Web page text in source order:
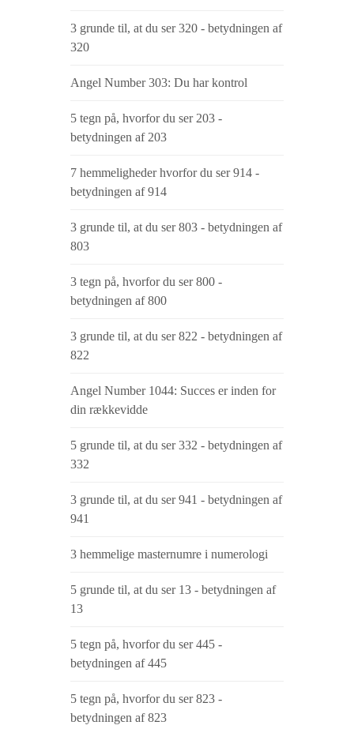
3 grunde til, at du ser 320 - betydningen af
​​320
Angel Number 303: Du har kontrol
5 tegn på, hvorfor du ser 203 -
betydningen af ​​203
7 hemmeligheder hvorfor du ser 914 -
betydningen af ​​914
3 grunde til, at du ser 803 - betydningen af
​​803
3 tegn på, hvorfor du ser 800 -
betydningen af ​​800
3 grunde til, at du ser 822 - betydningen af
​​822
Angel Number 1044: Succes er inden for
din rækkevidde
5 grunde til, at du ser 332 - betydningen af
​​332
3 grunde til, at du ser 941 - betydningen af
​​941
3 hemmelige masternumre i numerologi
5 grunde til, at du ser 13 - betydningen af ​​
13
5 tegn på, hvorfor du ser 445 -
betydningen af ​​445
5 tegn på, hvorfor du ser 823 -
betydningen af ​​823